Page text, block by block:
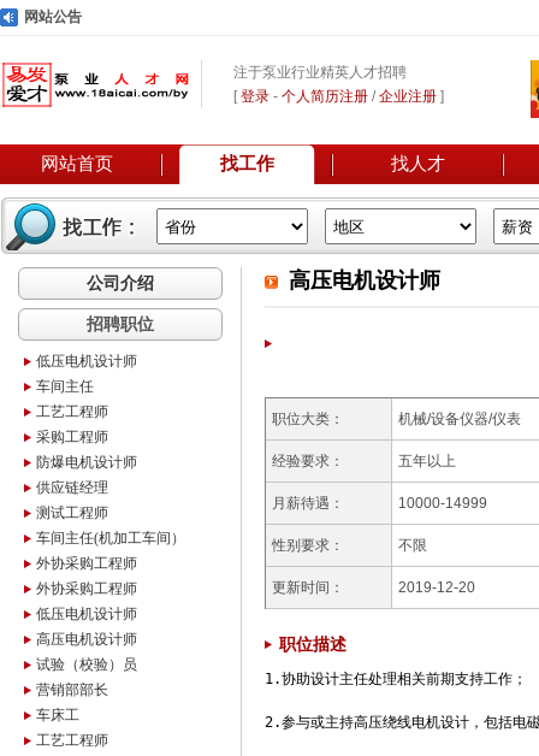
网站公告
注于泵业行业精英人才招聘
[登录 - 个人简历注册 /企业注册 ]
网站首页 找工作 找人才
公司介绍
招聘职位
低压电机设计师
车间主任
工艺工程师
采购工程师
防爆电机设计师
供应链经理
测试工程师
车间主任(机加工车间）
外协采购工程师
外协采购工程师
低压电机设计师
高压电机设计师
试验（校验）员
营销部部长
车床工
工艺工程师
高压电机设计师
职位大类： 机械/设备仪器/仪表
经验要求： 五年以上
月薪待遇： 10000-14999
性别要求： 不限
更新时间： 2019-12-20
职位描述
1.协助设计主任处理相关前期支持工作；
2.参与或主持高压绕线电机设计，包括电